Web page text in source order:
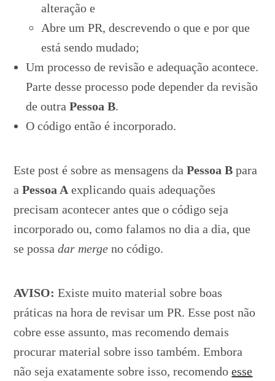
alteração e
Abre um PR, descrevendo o que e por que
está sendo mudado;
Um processo de revisão e adequação acontece.
Parte desse processo pode depender da revisão
de outraPessoa B.
O código então é incorporado.
Este post é sobre as mensagens daPessoa B para
aPessoa Aexplicando quais adequações
precisam acontecer antes que o código seja
incorporado ou, como falamos no dia a dia, que
se possadar merge no código.
AVISO: Existe muito material sobre boas
práticas na hora de revisar um PR. Esse post não
cobre esse assunto, mas recomendo demais
procurar material sobre isso também. Embora
não seja exatamente sobre isso, recomendoesse